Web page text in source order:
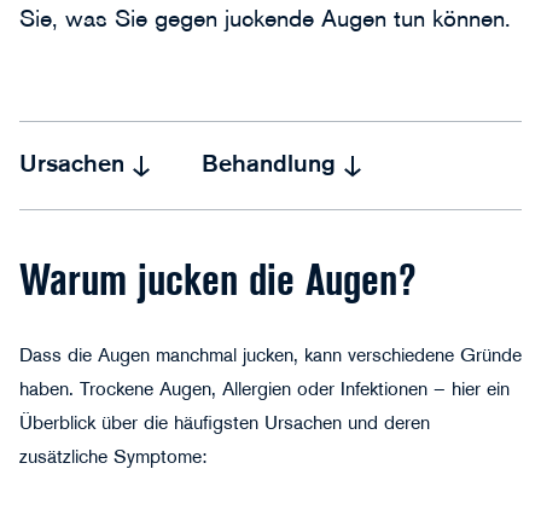
Sie, was Sie gegen juckende Augen tun können.
Ursachen Behandlung
Warum jucken die Augen?
Dass die Augen manchmal jucken, kann verschiedene Gründe
haben. Trockene Augen, Allergien oder Infektionen – hier ein
Überblick über die häufigsten Ursachen und deren
zusätzliche Symptome:
Anatoliy Karlyuk - stock.adobe.com